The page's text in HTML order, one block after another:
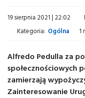
19 sierpnia 2021 | 22:02
Kategoria: Ogólna 1
Alfredo Pedulla za
społecznościowych
zamierzają
Zainteresowanie